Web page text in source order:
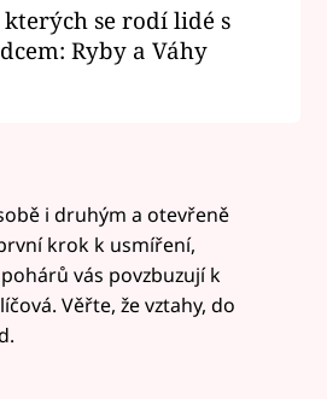
se rodí lidé s
Ryby a Váhy
i druhým a otevřeně
krok k usmíření,
vás povzbuzují k
Věřte, že vztahy, do